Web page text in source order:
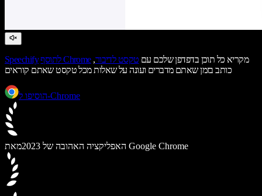
Speechify לתוסף Chrome מקריא כל תוכן בדפדפן שלכם עם טקסט לדיבור,
כותב בזמן שאתם מדברים ועונה על שאלות מכל טקסט שאתם קוראים
הוסיפו ל-Chrome
האפליקציה האהובה של 2023 מאת Google Chrome